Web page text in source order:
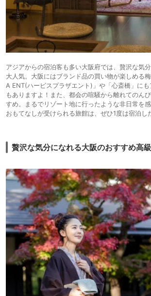
アジアからの宿泊客も多い大阪府では、贅沢な気
大人気。大阪にはブランド品の買い物が楽しめる
A ENT(ハービスプラザエント)」や「心斎橋」に
もありますよ！また、都会の喧騒から離れてのん
すめ。まるでリゾート地に行ったような非日常を
おもてなしが受けられる旅館は、ぜひ1度は宿泊し
贅沢な気分になれる大阪のおすすめ高